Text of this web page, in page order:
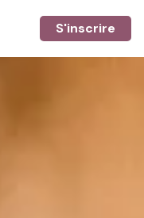
S'inscrire